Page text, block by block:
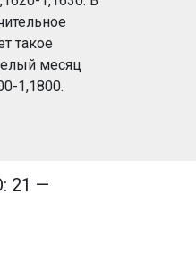
такое
месяц
1,1800.
21 —